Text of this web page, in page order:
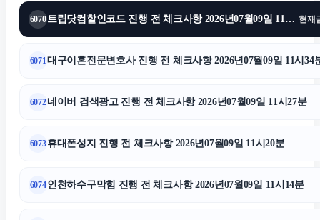
동대문하수구막힘
대전이혼전문변호사
인스타 좋아요
서초이혼전문변호사
6070 트립닷컴할인코드 진행 전 체크사항 2026년07월09일 11시39분 현재
6071 대구이혼전문변호사 진행 전 체크사항 2026년07월09일 11시34
6072네이버 검색광고 진행 전 체크사항 2026년07월09일 11시27분
6073휴대폰성지 진행 전 체크사항 2026년07월09일 11시20분
6074인천하수구막힘 진행 전 체크사항 2026년07월09일 11시14분